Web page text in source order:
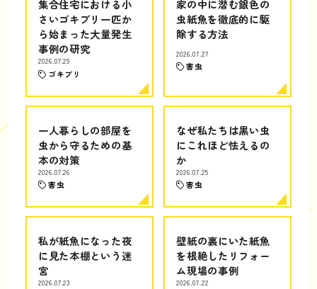
集合住宅における小
さいゴキブリ一匹か
ら始まった大量発生
事例の研究
2026.07.29
ゴキブリ
家の中に潜む銀色の
虫紙魚を徹底的に駆
除する方法
2026.07.27
害虫
一人暮らしの部屋を
虫から守るための基
本の対策
2026.07.26
害虫
なぜ私たちは黒い虫
にこれほど怯えるの
か
2026.07.25
害虫
私が紙魚になった夜
に見た本棚という迷
宮
2026.07.23
壁紙の裏にいた紙魚
を根絶したリフォー
ム現場の事例
2026.07.22